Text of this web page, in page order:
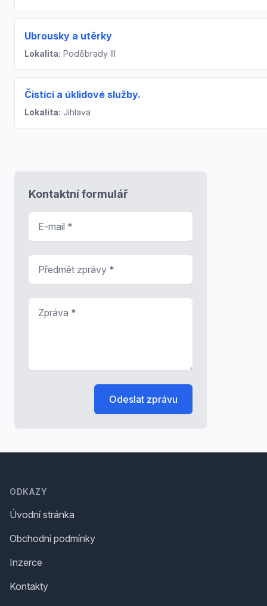
Ubrousky a utěrky
Lokalita: Poděbrady III
Čistící a úklidové služby.
Lokalita: Jihlava
Kontaktní formulář
Odeslat zprávu
ODKAZY
Úvodní stránka
Obchodní podmínky
Inzerce
Kontakty